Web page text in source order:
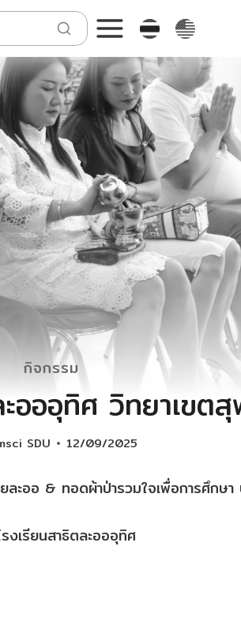
กิจกรรม
ะอออุทิศ วิทยาเข
SDU 12/09/2025
ะออ & ทอดผ้าป่ารวมใจเพื่อการศึกษ
งเรียนสาธิตละอออุทิศ